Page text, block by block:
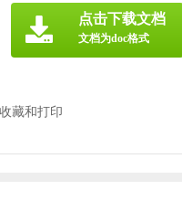
藏和打印
点击下载文档
文档为doc格式